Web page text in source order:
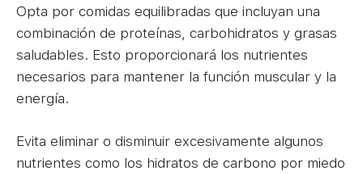
Opta por comidas equilibradas que incluyan una
combinación de proteínas, carbohidratos y grasas
saludables. Esto proporcionará los nutrientes
necesarios para mantener la función muscular y la
energía.
Evita eliminar o disminuir excesivamente algunos
nutrientes como los hidratos de carbono por miedo